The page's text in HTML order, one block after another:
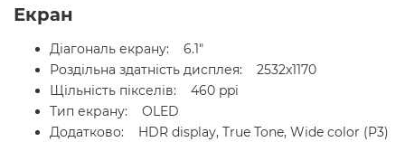
Екран
Діагональ екрану: 6.1"
Роздільна здатність дисплея: 2532x1170
Щільність пікселів: 460 ppi
Тип екрану: OLED
Додатково: HDR display, True Tone, Wide color (P3)